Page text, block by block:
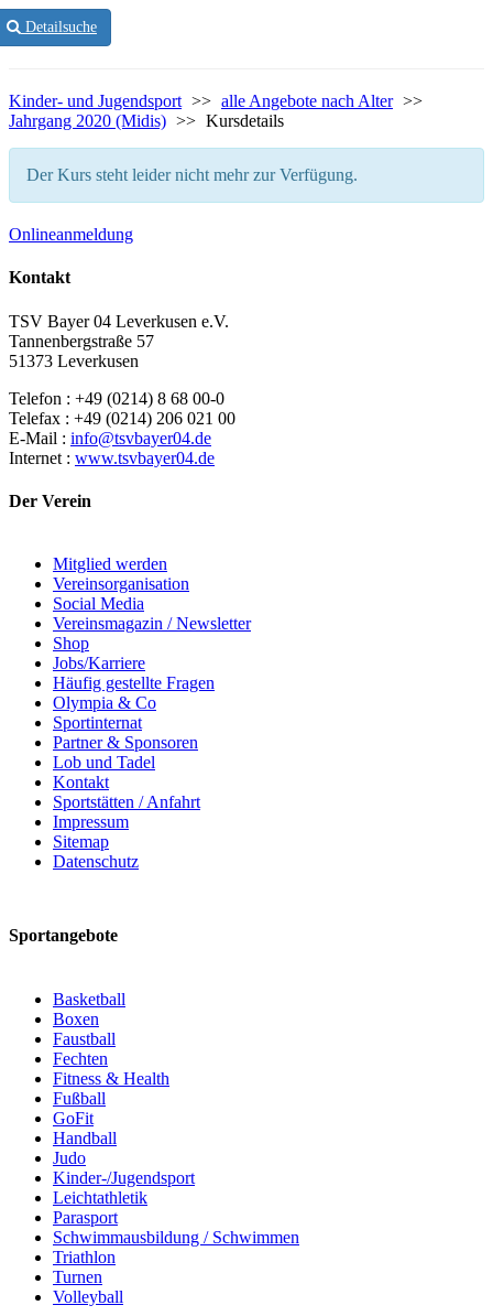
Detailsuche
Kinder- und Jugendsport >> alle Angebote nach Alter >>
Jahrgang 2020 (Midis) >> Kursdetails
Der Kurs steht leider nicht mehr zur Verfügung.
Onlineanmeldung
Kontakt
TSV Bayer 04 Leverkusen e.V.
Tannenbergstraße 57
51373 Leverkusen
Telefon : +49 (0214) 8 68 00-0
Telefax : +49 (0214) 206 021 00
E-Mail : info@tsvbayer04.de
Internet : www.tsvbayer04.de
Der Verein
Mitglied werden
Vereinsorganisation
Social Media
Vereinsmagazin / Newsletter
Shop
Jobs/Karriere
Häufig gestellte Fragen
Olympia & Co
Sportinternat
Partner & Sponsoren
Lob und Tadel
Kontakt
Sportstätten / Anfahrt
Impressum
Sitemap
Datenschutz
Sportangebote
Basketball
Boxen
Faustball
Fechten
Fitness & Health
Fußball
GoFit
Handball
Judo
Kinder-/Jugendsport
Leichtathletik
Parasport
Schwimmausbildung / Schwimmen
Triathlon
Turnen
Volleyball